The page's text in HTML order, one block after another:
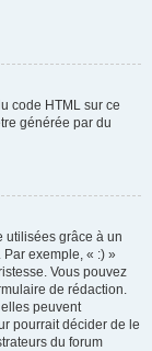
code HTML sur ce
générée par du
utilisées grâce à un
exemple, « :) »
Vous pouvez
de rédaction.
peuvent
pourrait décider de le
du forum